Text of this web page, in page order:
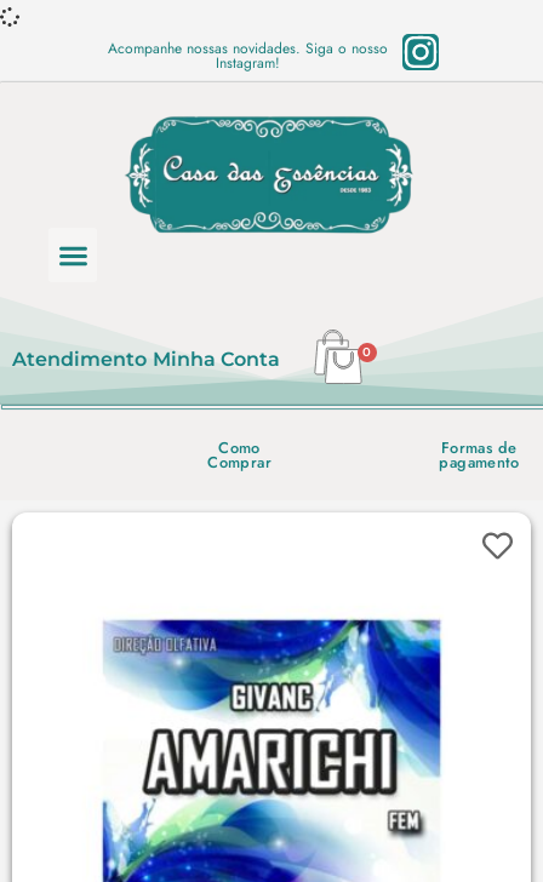
Acompanhe nossas novidades. Siga o nosso
Instagram!
Atendimento Minha Conta 0
Como
Comprar
Formas de
pagamento